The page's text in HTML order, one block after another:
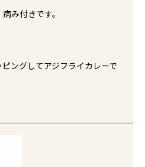
み付きです。
ングしてアジフライカレーで